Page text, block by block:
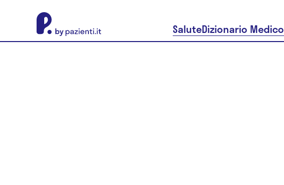
SaluteDizionario Medico